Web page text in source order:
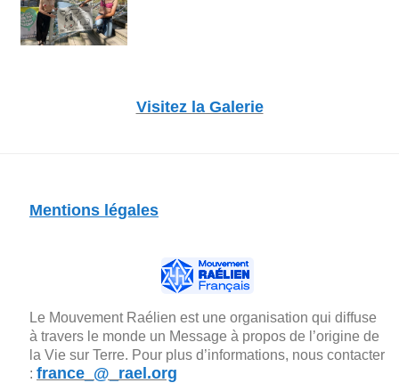
Visitez la Galerie
Mentions légales
Le Mouvement Raélien est une organisation qui diffuse
à travers le monde un Message à propos de l’origine de
la Vie sur Terre. Pour plus d’informations, nous contacter
: france_@_rael.org